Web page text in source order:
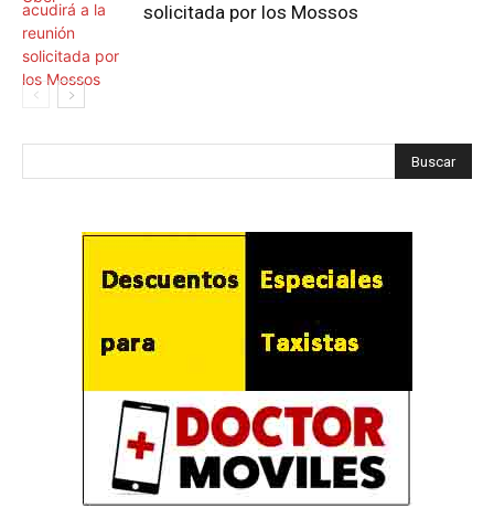
solicitada por los Mossos